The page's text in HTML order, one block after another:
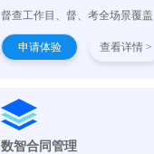
督查工作目、督、考全场景覆盖
申请体验 查看详情 >
数智合同管理